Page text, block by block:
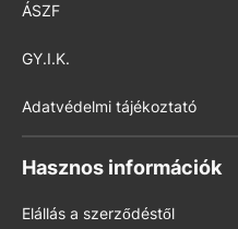
ÁSZF
GY.I.K.
Adatvédelmi tájékoztató
Hasznos információk
Elállás a szerződéstől